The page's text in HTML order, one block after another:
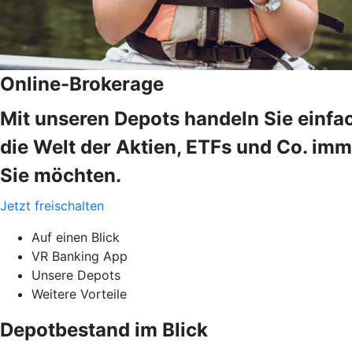
Online-Brokerage
Mit unseren Depots handeln Sie
die Welt der Aktien, ETFs und Co.
Sie möchten.
Jetzt freischalten
Auf einen Blick
VR Banking App
Unsere Depots
Weitere Vorteile
Depotbestand im Blick